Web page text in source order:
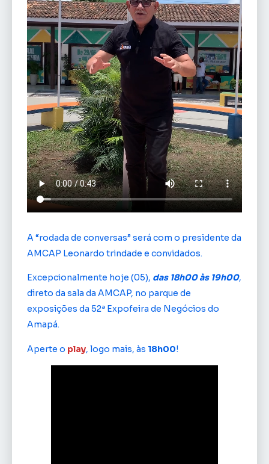
A “rodada de conversas” será com o presidente da
AMCAP Leonardo trindade e convidados.
Excepcionalmente hoje (05), das 18h00 às 19h00,
direto da sala da AMCAP, no parque de
exposições da 52ª Expofeira de Negócios do
Amapá.
Aperte o play, logo mais, às 18h00!